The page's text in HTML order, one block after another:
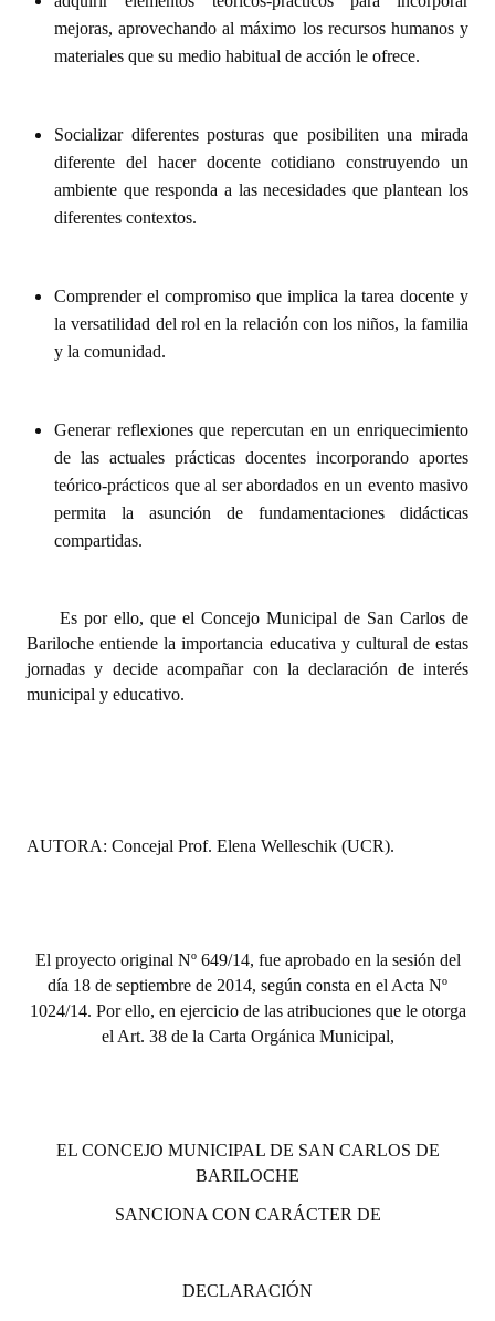
mejoras, aprovechando al máximo los recursos humanos y
materiales que su medio habitual de acción le ofrece.
Socializar diferentes posturas que posibiliten una mirada
diferente del hacer docente cotidiano construyendo un
ambiente que responda a las necesidades que plantean los
diferentes contextos.
Comprender el compromiso que implica la tarea docente y
la versatilidad del rol en la relación con los niños, la familia
y la comunidad.
Generar reflexiones que repercutan en un enriquecimiento
de las actuales prácticas docentes incorporando aportes
teórico-prácticos que al ser abordados en un evento masivo
permita la asunción de fundamentaciones didácticas
compartidas.
Es por ello, que el Concejo Municipal de San Carlos de
Bariloche entiende la importancia educativa y cultural de estas
jornadas y decide acompañar con la declaración de interés
municipal y educativo.
AUTORA: Concejal Prof. Elena Welleschik (UCR).
El proyecto original Nº 649/14, fue aprobado en la sesión del
día 18 de septiembre de 2014, según consta en el Acta Nº
1024/14. Por ello, en ejercicio de las atribuciones que le otorga
el Art. 38 de la Carta Orgánica Municipal,
EL CONCEJO MUNICIPAL DE SAN CARLOS DE
BARILOCHE
SANCIONA CON CARÁCTER DE
DECLARACIÓN